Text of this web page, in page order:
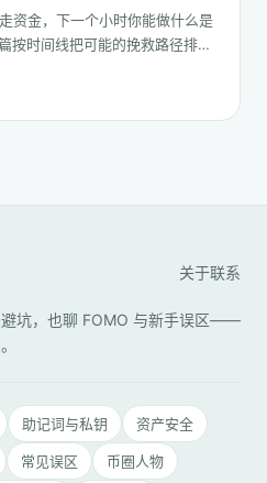
资金，下一个小时你能做什么是
按时间线把可能的挽救路径排一
关于联系
避坑，也聊 FOMO 与新手误区——
助记词与私钥 资产安全
常见误区 币圈人物